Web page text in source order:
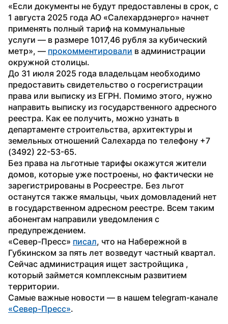
«Если документы не будут предоставлены в срок, с
1 августа 2025 года АО «Салехардэнерго» начнет
применять полный тариф на коммунальные
услуги — в размере 1017,46 рубля за кубический
метр», — прокомментировали в администрации
окружной столицы.
До 31 июля 2025 года владельцам необходимо
предоставить свидетельство о госрегистрации
права или выписку из ЕГРН. Помимо этого, нужно
направить выписку из государственного адресного
реестра. Как ее получить, можно узнать в
департаменте строительства, архитектуры и
земельных отношений Салехарда по телефону +7
(3492) 22-53-65.
Без права на льготные тарифы окажутся жители
домов, которые уже построены, но фактически не
зарегистрированы в Росреестре. Без льгот
останутся также ямальцы, чьих домовладений нет
в государственном адресном реестре. Всем таким
абонентам направили уведомления с
предупреждением.
«Север-Пресс» писал, что на Набережной в
Губкинском за пять лет возведут частный квартал.
Сейчас администрация ищет застройщика ,
который займется комплексным развитием
территории.
«Север-Пресс».